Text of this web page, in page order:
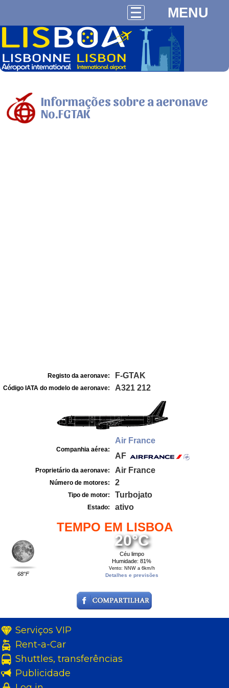
MENU
Informações sobre a aeronave
No.FGTAK
Registo da aeronave: F-GTAK
Código IATA do modelo de aeronave: A321 212
Companhia aérea:
Air France
AF
Proprietário da aeronave: Air France
Número de motores: 2
Tipo de motor: Turbojato
Estado: ativo
TEMPO EM LISBOA
68°F
20°C
Céu limpo
Humidade: 81%
Vento: NNW a 6km/h
Detalhes e previsões
Serviços VIP
Rent-a-Car
Shuttles, transferências
Publicidade